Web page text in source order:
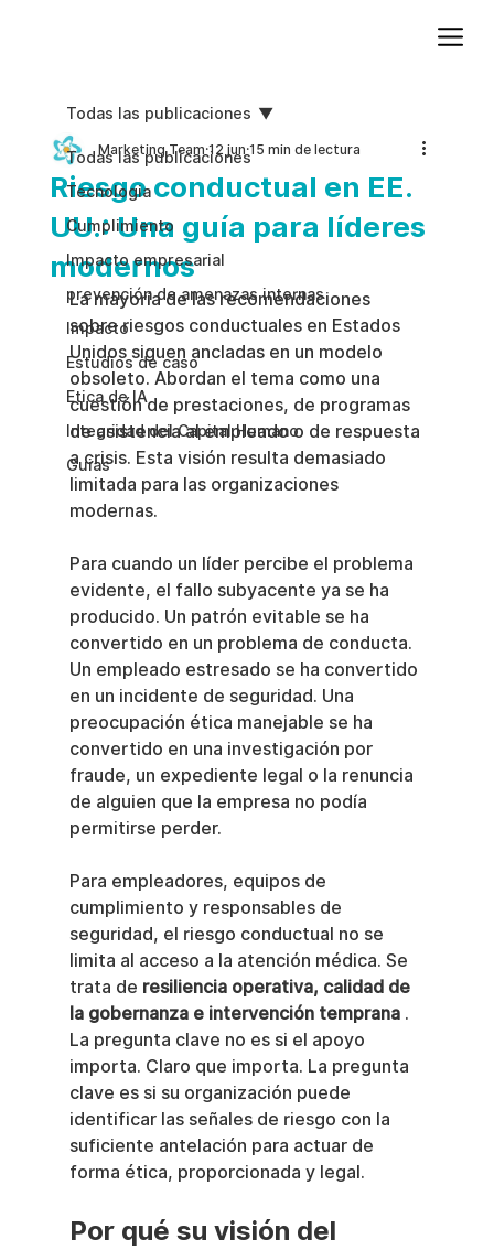
Todas las publicaciones
Tecnologia
Cumplimiento
Impacto empresarial
prevención de amenazas internas
Impacto
Estudios de caso
Etica de IA
Integridad del Capital Humano
Guias
Todas las publicaciones
Riesgo conductual en EE.
UU.: Una guía para líderes
modernos
Marketing Team 12 jun 15 min de lectura
La mayoría de las recomendaciones
sobre riesgos conductuales en Estados
Unidos siguen ancladas en un modelo
obsoleto. Abordan el tema como una
cuestión de prestaciones, de programas
de asistencia al empleado o de respuesta
a crisis. Esta visión resulta demasiado
limitada para las organizaciones
modernas.
Para cuando un líder percibe el problema
evidente, el fallo subyacente ya se ha
producido. Un patrón evitable se ha
convertido en un problema de conducta.
Un empleado estresado se ha convertido
en un incidente de seguridad. Una
preocupación ética manejable se ha
convertido en una investigación por
fraude, un expediente legal o la renuncia
de alguien que la empresa no podía
permitirse perder.
Para empleadores, equipos de
cumplimiento y responsables de
seguridad, el riesgo conductual no se
limita al acceso a la atención médica. Se
trata de resiliencia operativa, calidad de
la gobernanza e intervención temprana .
La pregunta clave no es si el apoyo
importa. Claro que importa. La pregunta
clave es si su organización puede
identificar las señales de riesgo con la
suficiente antelación para actuar de
forma ética, proporcionada y legal.
Por qué su visión del